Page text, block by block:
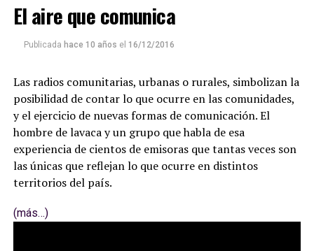
El aire que comunica
Publicada hace 10 años el 16/12/2016
Las radios comunitarias, urbanas o rurales, simbolizan la
posibilidad de contar lo que ocurre en las comunidades,
y el ejercicio de nuevas formas de comunicación. El
hombre de lavaca y un grupo que habla de esa
experiencia de cientos de emisoras que tantas veces son
las únicas que reflejan lo que ocurre en distintos
territorios del país.
(más…)